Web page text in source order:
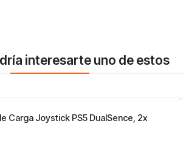
interesarte uno de estos
Carga Joystick PS5 DualSence, 2x